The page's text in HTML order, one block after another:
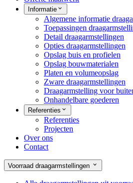
Informatie
Algemene informatie
Toepassingen
Detail draagarmstellingen
Opties draagarmstellingen
Opslag buis en profielen
Opslag bouwmaterialen
Platen en volumeopslag
Zware draagarmstellingen
Draagarmstelling voor
Onhandelbare goederen
Referenties
Referenties
Projecten
Over ons
Contact
Voorraad draagarmstellingen